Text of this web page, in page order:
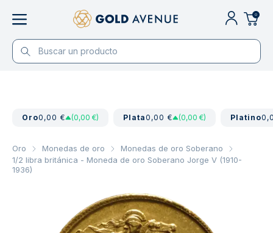
0
Oro0,00 € (0,00 €) Plata0,00 € (0,00 €) Platino
Oro Monedas de oro
Monedas de oro Soberano
1/2 libra británica - Moneda de oro Soberano Jorge V (1910-
1936)